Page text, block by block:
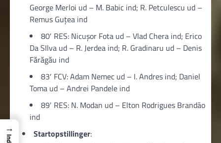
George Merloi ud – M. Babic ind; R. Petculescu ud –
Remus Guțea ind
80′ RES: Nicușor Fota ud – Vlad Chera ind; Erico
Da SIlva ud – R. Jerdea ind; R. Gradinaru ud – Denis
Fărăgău ind
83′ FCV: Adam Nemec ud – I. Andres ind; Daniel
Toma ud – Andrei Pandele ind
89′ RES: N. Modan ud – Elton Rodrigues Brandão
ind
Startopstillinger:
→